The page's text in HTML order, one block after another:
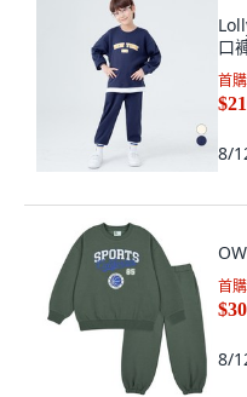
口
首
8/
首
8/